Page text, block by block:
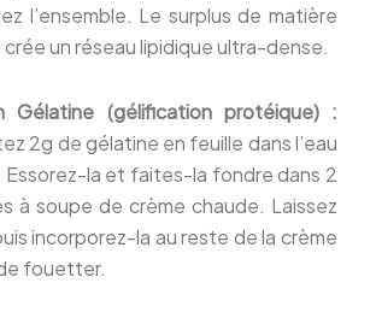
l’ensemble. Le surplus de matière
crée un réseau lipidique ultra-dense.
Gélatine (gélification protéique) :
2g de gélatine en feuille dans l’eau
la et faites-la fondre dans 2
à soupe de crème chaude. Laissez
incorporez-la au reste de la crème
fouetter.